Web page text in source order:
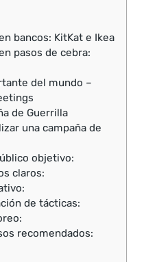
bancos: KitKat e Ikea
pasos de cebra:
del mundo –
de Guerrilla
una campaña de
objetivo:
claros:
de tácticas:
recomendados: